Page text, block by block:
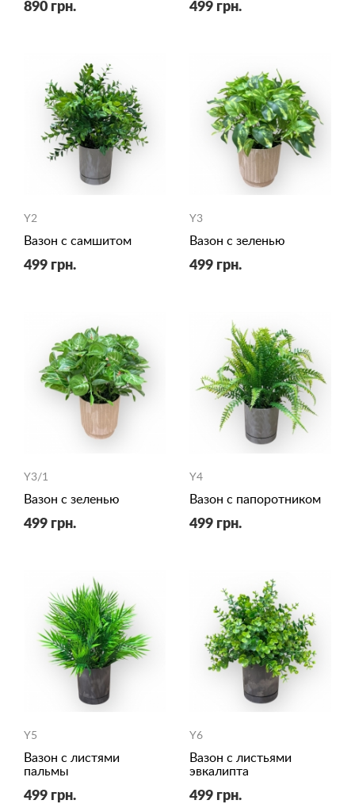
890 грн. 499 грн.
Y2
Вазон с самшитом
499 грн.
Y3
Вазон с зеленью
499 грн.
Y3/1
Вазон с зеленью
499 грн.
Y4
Вазон с папоротником
499 грн.
Y5
Вазон с листями
пальмы
499 грн.
Y6
Вазон с листьями
эвкалипта
499 грн.